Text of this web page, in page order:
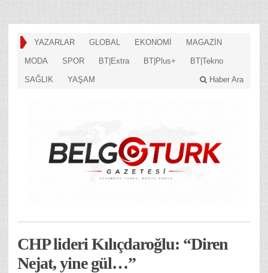
YAZARLAR GLOBAL EKONOMİ MAGAZİN
MODA SPOR BT|Extra BT|Plus+ BT|Tekno
SAĞLIK YAŞAM Haber Ara
CHP lideri Kılıçdaroğlu: “Diren
Nejat, yine gül…”